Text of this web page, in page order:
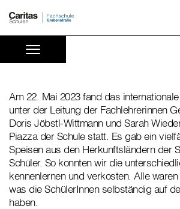
Am 22. Mai 2023 fand das
unter der Leitung der Fachlehrerinnen
Doris Jöbstl-Wittmann und Sarah
Piazza der Schule statt. Es gab ein
Speisen aus den Herkunftsländern der
Schüler. So konnten wir die
kennenlernen und verkosten. Alle
was die SchülerInnen selbständig auf
haben.